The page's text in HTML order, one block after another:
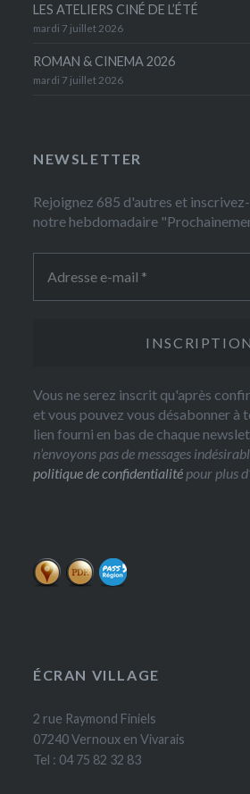
LES ATELIERS CINÉ DE L’ÉTÉ
mardi 7 juillet 2026
ROMAN & CINEMA 2026
mardi 7 juillet 2026
NEWSLETTER
Rejoignez 685 d'autres et
notre hebdomadaire
Vous ne serez inscrit qu'après
et vous pouvez vous désabonner à
lien fourni en bas de chaque
n’envoyons pas de messages
politique de confidentialité pour plus
ÉCRAN VILLAGE
2 rue Raymond Finiels
07240 Vernoux en Vivarais
Tel : 04 75 82 32 83